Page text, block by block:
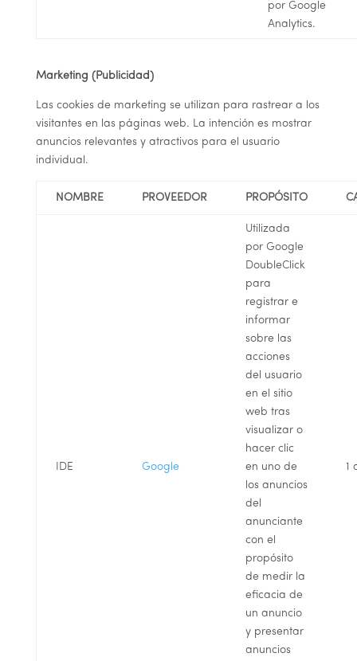
por Google
Analytics.
Marketing (Publicidad)
Las cookies de marketing se utilizan para rastrear a los
visitantes en las páginas web. La intención es mostrar
anuncios relevantes y atractivos para el usuario
individual.
NOMBRE PROVEEDOR PROPÓSITO
IDE Google
Utilizada
por Google
DoubleClick
para
registrar e
informar
sobre las
acciones
del usuario
en el sitio
web tras
visualizar o
hacer clic
en uno de
los anuncios
del
anunciante
con el
propósito
de medir la
eficacia de
un anuncio
y presentar
anuncios
1